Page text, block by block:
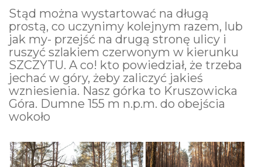
Stąd można wystartować na długą
prostą, co uczynimy kolejnym razem, lub
jak my- przejść na drugą stronę ulicy i
ruszyć szlakiem czerwonym w kierunku
SZCZYTU. A co! kto powiedział, że trzeba
jechać w góry, żeby zaliczyć jakieś
wzniesienia. Nasz górka to Kruszowicka
Góra. Dumne 155 m n.p.m. do obejścia
wokoło